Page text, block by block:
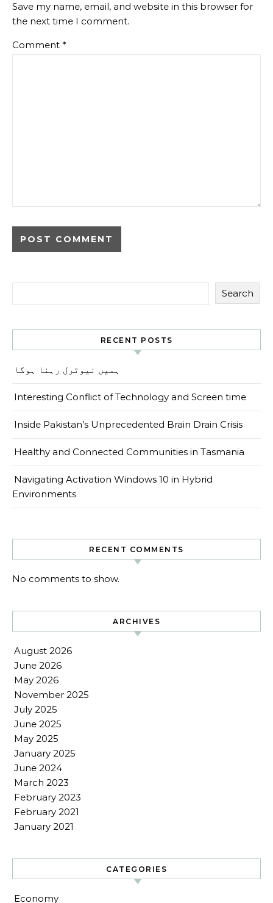
Save my name, email, and website in this browser for
the next time I comment.
Comment *
Search
RECENT POSTS
ہمیں نیوٹرل رہنا ہوگا
Interesting Conflict of Technology and Screen time
Inside Pakistan’s Unprecedented Brain Drain Crisis
Healthy and Connected Communities in Tasmania
Navigating Activation Windows 10 in Hybrid
Environments
RECENT COMMENTS
No comments to show.
ARCHIVES
August 2026
June 2026
May 2026
November 2025
July 2025
June 2025
May 2025
January 2025
June 2024
March 2023
February 2023
February 2021
January 2021
CATEGORIES
Economy